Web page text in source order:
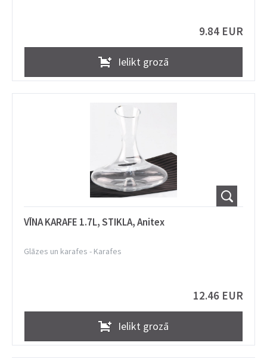
9.84 EUR
Ielikt grozā
VĪNA KARAFE 1.7L, STIKLA, Anitex
Glāzes un karafes - Karafes
12.46 EUR
Ielikt grozā